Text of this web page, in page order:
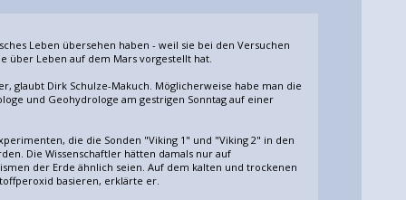
Leben übersehen haben - weil sie bei den Versuchen
über Leben auf dem Mars vorgestellt hat.
glaubt Dirk Schulze-Makuch. Möglicherweise habe man die
und Geohydrologe am gestrigen Sonntag auf einer
die die Sonden "Viking 1" und "Viking 2" in den
Die Wissenschaftler hätten damals nur auf
der Erde ähnlich seien. Auf dem kalten und trockenen
basieren, erklärte er.